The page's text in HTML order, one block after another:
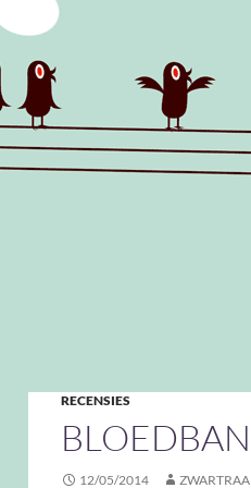
RECENSIES
12/05/2014